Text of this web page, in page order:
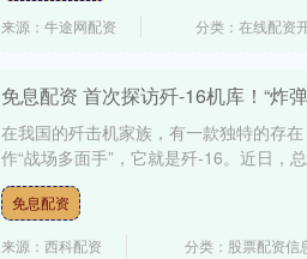
来源：牛途网配资 分类：在线配资
免息配资 首次探访歼-16机库！“炸
在我国的歼击机家族，有一款独特的存
作“战场多面手”，它就是歼-16。近日，
免息配资
来源：西科配资 分类：股票配资信